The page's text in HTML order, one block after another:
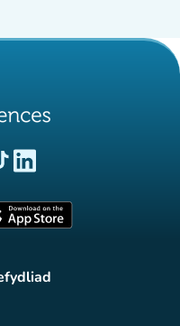
newydd)
(tab newydd)
newydd)